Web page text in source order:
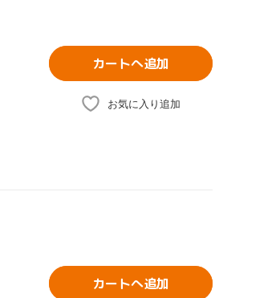
カートへ追加
お気に入り追加
カートへ追加